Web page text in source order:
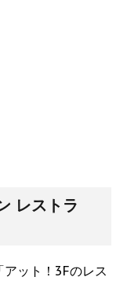
レストラ
ット！3Fのレス